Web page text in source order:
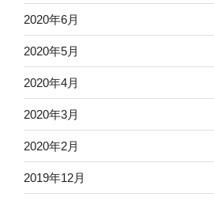
2020年6月
2020年5月
2020年4月
2020年3月
2020年2月
2019年12月